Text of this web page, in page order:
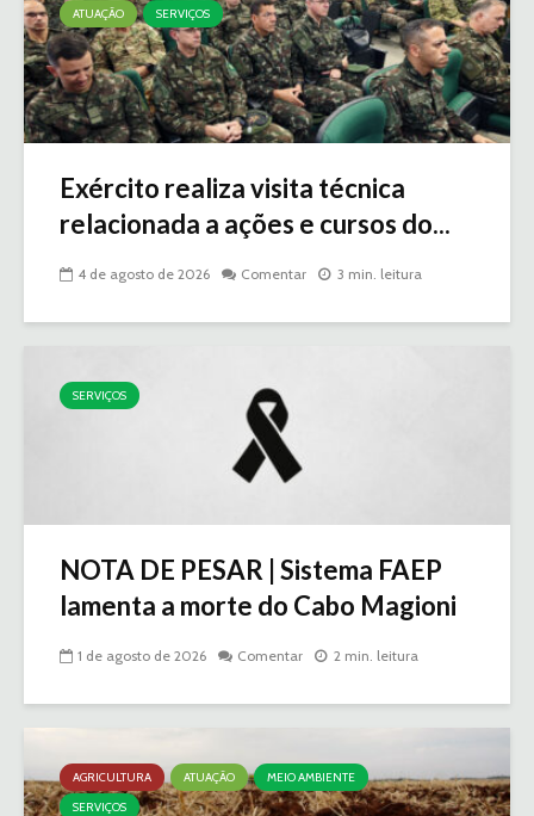
ATUAÇÃO SERVIÇOS
Exército realiza visita técnica
relacionada a ações e cursos do...
4 de agosto de 2026 Comentar 3 min. leitura
SERVIÇOS
NOTA DE PESAR | Sistema FAEP
lamenta a morte do Cabo Magioni
1 de agosto de 2026 Comentar 2 min. leitura
AGRICULTURA ATUAÇÃO
MEIO AMBIENTE
SERVIÇOS